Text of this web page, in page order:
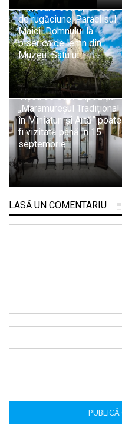
În fiecare seară, la ceas
de rugăciune: Paraclisul
Maicii Domnului la
biserica de lemn din
Muzeul Satului
Vișeu de Sus: Expoziția
„Maramureșul Tradițional
în Miniaturi și Artă” poate
fi vizitată până în 15
septembrie
LASĂ UN COMENTARIU